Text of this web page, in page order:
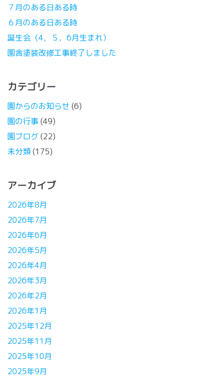
７月のある日ある時
６月のある日ある時
誕生会（4，５，6月生まれ）
園舎塗装改修工事終了しました
カテゴリー
園からのお知らせ (6)
園の行事 (49)
園ブログ(22)
未分類(175)
アーカイブ
2026年8月
2026年7月
2026年6月
2026年5月
2026年4月
2026年3月
2026年2月
2026年1月
2025年12月
2025年11月
2025年10月
2025年9月